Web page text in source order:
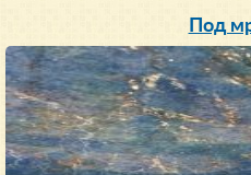
Под